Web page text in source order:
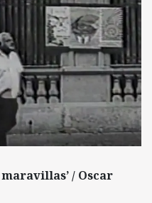
/ Oscar